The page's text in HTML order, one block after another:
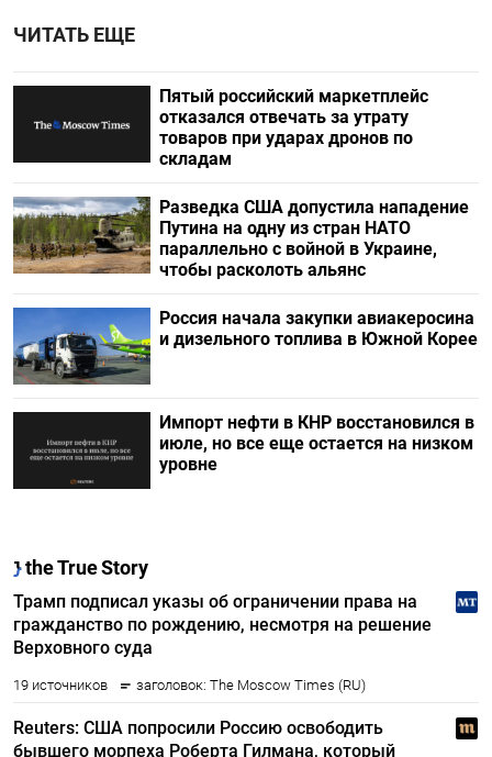
ЧИТАТЬ ЕЩЕ
Пятый российский маркетплейс
отказался отвечать за утрату
товаров при ударах дронов по
складам
Разведка США допустила нападение
Путина на одну из стран НАТО
параллельно с войной в Украине,
чтобы расколоть альянс
Россия начала закупки авиакеросина
и дизельного топлива в Южной Корее
Импорт нефти в КНР восстановился в
июле, но все еще остается на низком
уровне